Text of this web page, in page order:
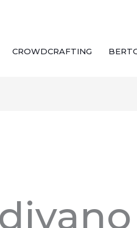
CROWDCRAFTING